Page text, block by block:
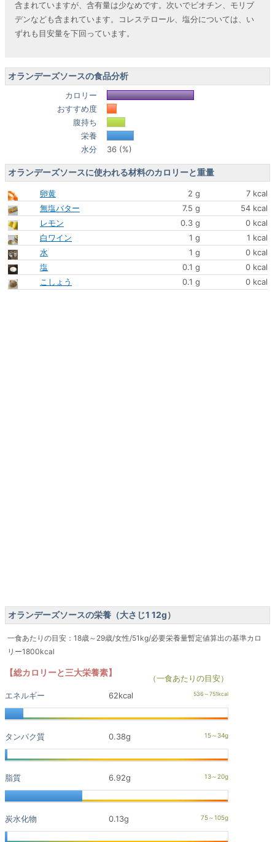
含まれていますが、含有量は少なめです。次いでビオチン、モリブ
デンなども含まれています。コレステロール、塩分については、い
ずれも目安量を下回っています。
オランデーズソースの食品分析
カロリー
おすすめ度
腹持ち
栄養
水分
36 (%)
オランデーズソースに使われる材料のカロリーと重量
卵黄 2 g
7 kcal
無塩バター
7.5 g
54 kcal
レモン
0.3 g
0 kcal
白ワイン
1 g
1 kcal
水
1 g
0 kcal
塩
0.1 g
0 kcal
こしょう
0.1 g 0 kcal
オランデーズソースの栄養（大さじ1 12g）
一食あたりの目安：18歳～29歳/女性/51kg/必要栄養量暫定値算出の基準カロ
リー1800kcal
【総カロリーと三大栄養素】
（一食あたりの目安）
エネルギー
62kcal
タンパク質 0.38g
脂質 6.92g
炭水化物 0.13g